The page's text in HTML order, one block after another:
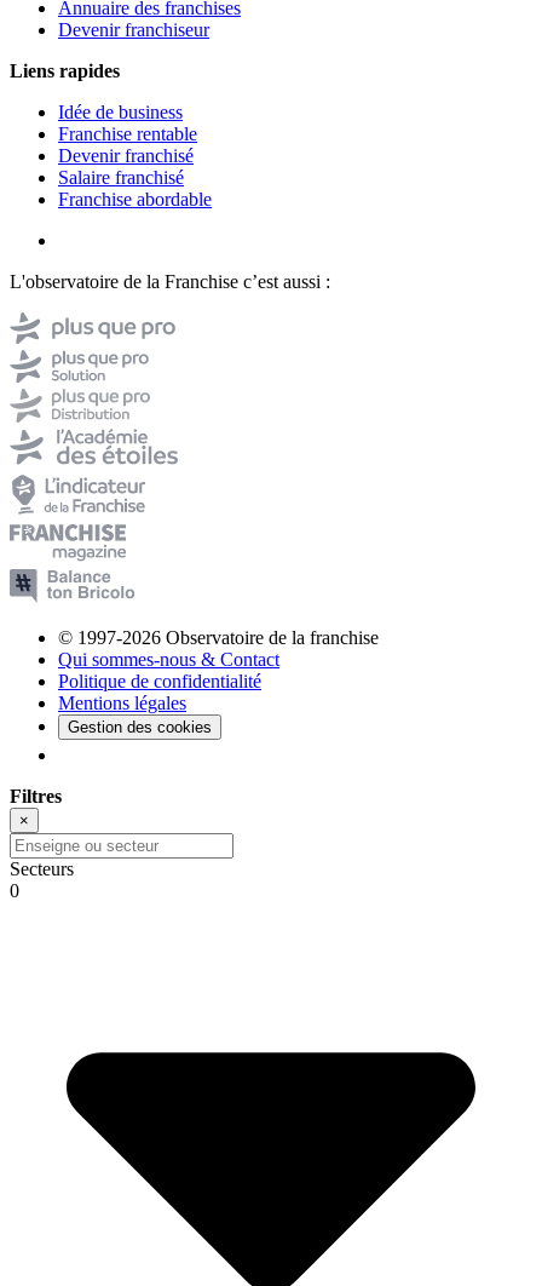
Annuaire des franchises
Devenir franchiseur
Liens rapides
Idée de business
Franchise rentable
Devenir franchisé
Salaire franchisé
Franchise abordable
L'observatoire de la Franchise c’est aussi :
© 1997-2026 Observatoire de la franchise
Qui sommes-nous & Contact
Politique de confidentialité
Mentions légales
Gestion des cookies
Filtres
×
Secteurs
0